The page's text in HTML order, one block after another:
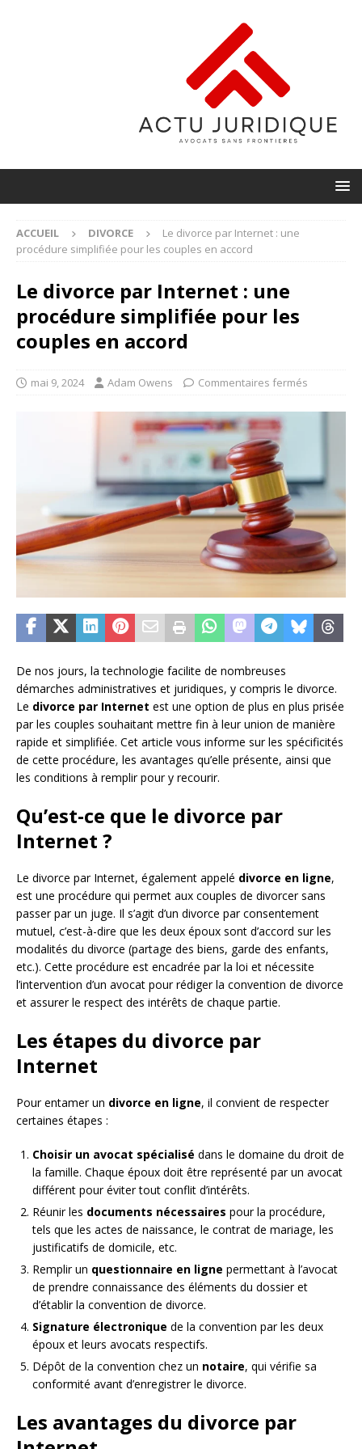
ACCUEIL DIVORCE
Le divorce par Internet : une
procédure simplifiée pour les couples en accord
Le divorce par Internet : une
procédure simplifiée pour les
couples en accord
mai 9, 2024 Adam Owens Commentaires fermés
De nos jours, la technologie facilite de nombreuses
démarches administratives et juridiques, y compris le divorce.
Le divorce par Internet est une option de plus en plus prisée
par les couples souhaitant mettre fin à leur union de manière
rapide et simplifiée. Cet article vous informe sur les spécificités
de cette procédure, les avantages qu’elle présente, ainsi que
les conditions à remplir pour y recourir.
Qu’est-ce que le divorce par
Internet ?
Le divorce par Internet, également appelé divorce en ligne,
est une procédure qui permet aux couples de divorcer sans
passer par un juge. Il s’agit d’un divorce par consentement
mutuel, c’est-à-dire que les deux époux sont d’accord sur les
modalités du divorce (partage des biens, garde des enfants,
etc.). Cette procédure est encadrée par la loi et nécessite
l’intervention d’un avocat pour rédiger la convention de divorce
et assurer le respect des intérêts de chaque partie.
Les étapes du divorce par
Internet
Pour entamer un divorce en ligne, il convient de respecter
certaines étapes :
Choisir un avocat spécialisé dans le domaine du droit de
la famille. Chaque époux doit être représenté par un avocat
différent pour éviter tout conflit d’intérêts.
Réunir les documents nécessaires pour la procédure,
tels que les actes de naissance, le contrat de mariage, les
justificatifs de domicile, etc.
Remplir un questionnaire en ligne permettant à l’avocat
de prendre connaissance des éléments du dossier et
d’établir la convention de divorce.
Signature électronique de la convention par les deux
époux et leurs avocats respectifs.
Dépôt de la convention chez un notaire, qui vérifie sa
conformité avant d’enregistrer le divorce.
Les avantages du divorce par